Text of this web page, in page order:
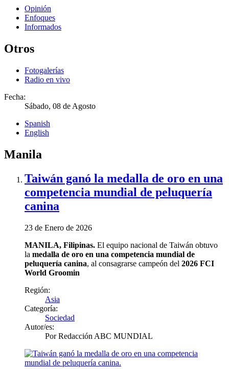
Opinión
Enfoques
Informados
Otros
Fotogalerías
Radio en vivo
Fecha:
Sábado, 08 de Agosto
Spanish
English
Manila
Taiwán ganó la medalla de oro en una
competencia mundial de peluquería
canina
23 de Enero de 2026
MANILA, Filipinas. El equipo nacional de Taiwán obtuvo
la medalla de oro en una competencia mundial de
peluquería canina, al consagrarse campeón del 2026 FCI
World Groomin
Región:
Asia
Categoría:
Sociedad
Autor/es:
Por Redacción ABC MUNDIAL